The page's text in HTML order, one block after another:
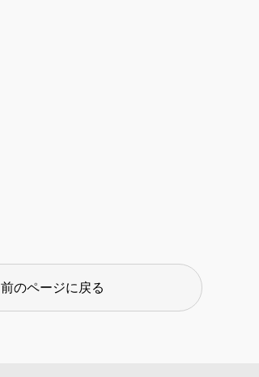
前のページに戻る